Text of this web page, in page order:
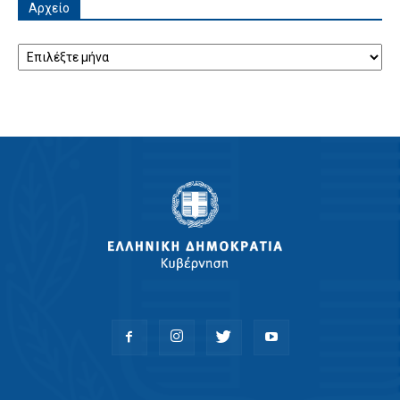
Αρχείο
Αρχείο